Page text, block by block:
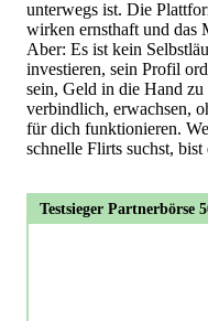
unterwegs ist. Die
wirken ernsthaft und das
Aber: Es ist kein
investieren, sein Profil
sein, Geld in die Hand
verbindlich, erwachsen,
für dich funktionieren.
schnelle Flirts suchst,
Testsieger Partnerbörse